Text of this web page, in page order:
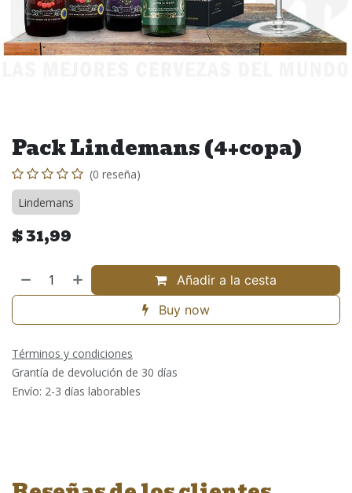
Pack Lindemans (4+copa)
(0 reseña)
Lindemans
$31,99
Añadir a la cesta
Buy now
Términos y condiciones
Grantía de devolución de 30 días
Envío: 2-3 días laborables